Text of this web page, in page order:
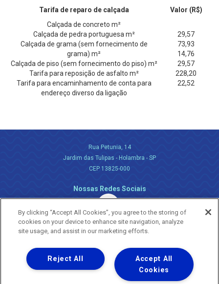
Tarifa de reparo de calçada
Valor (R$)
Calçada de concreto m²
Calçada de pedra portuguesa m²
Calçada de grama (sem fornecimento de
grama) m²
Calçada de piso (sem fornecimento do piso) m²
Tarifa para reposição de asfalto m²
Tarifa para encaminhamento de conta para
endereço diverso da ligação
29,57
73,93
14,76
29,57
228,20
22,52
Rua Petunia, 14
Jardim das Tulipas - Holambra - SP
CEP 13825-000
Nossas Redes Sociais
Copyright ® 2026 - Todos os Direitos Reservados.
Nossa natureza movimenta a vida
By clicking “Accept All Cookies”, you agree to the storing of
cookies on your device to enhance site navigation, analyze
site usage, and assist in our marketing efforts.
Accept All
Cookies
Reject All